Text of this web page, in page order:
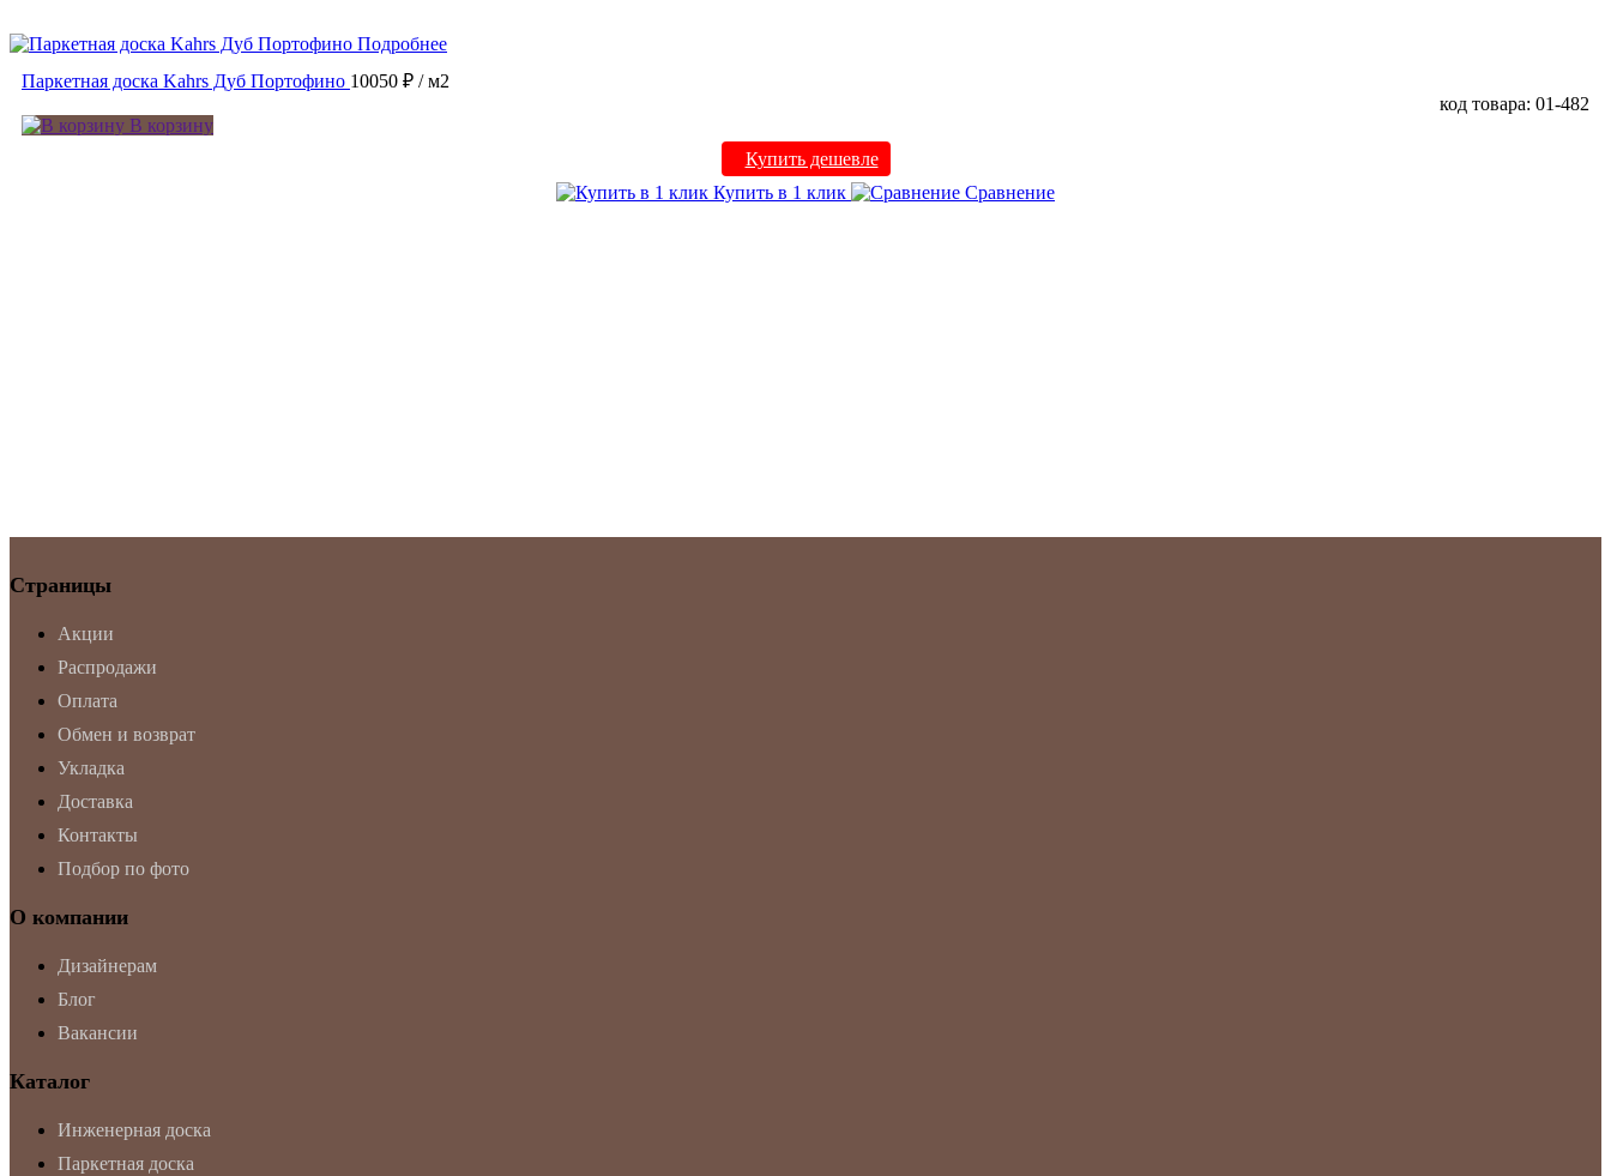
Подробнее
Паркетная доска Kahrs Дуб Портофино 10050 ₽ / м2
код товара: 01-482
В корзину
Купить дешевле
Купить в 1 клик
Сравнение
Страницы
Акции
Распродажи
Оплата
Обмен и возврат
Укладка
Доставка
Контакты
Подбор по фото
О компании
Дизайнерам
Блог
Вакансии
Каталог
Инженерная доска
Паркетная доска